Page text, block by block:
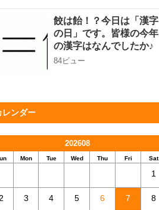
餃は飴！？今日は「漢字
の日」です。皆様の今年
の漢字はなんでしたか♪
84ビュー
レンダー
202608
Mon Tue Wed Thu Fri Sat
1
2 3 4 5 6 7 8